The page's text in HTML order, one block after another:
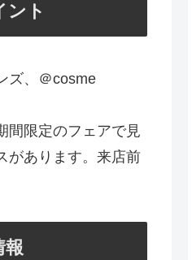
ント
ズ、＠cosme
間限定のフェアで見
があります。来店前
報